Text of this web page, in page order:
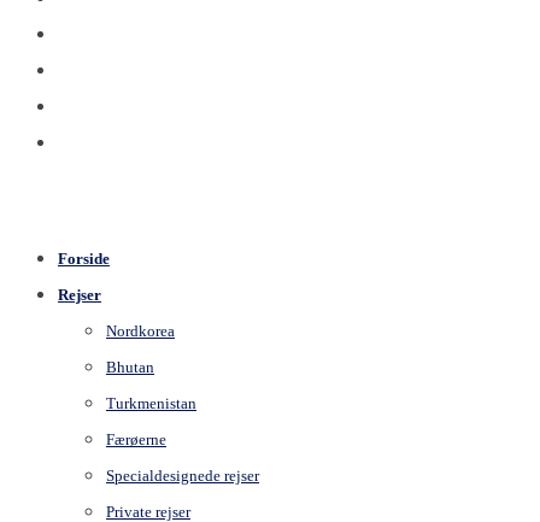
Forside
Rejser
Nordkorea
Bhutan
Turkmenistan
Færøerne
Specialdesignede rejser
Private rejser